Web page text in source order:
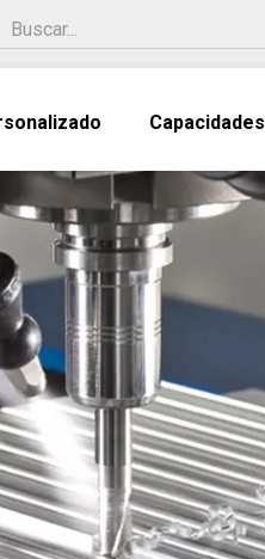
Capacidades